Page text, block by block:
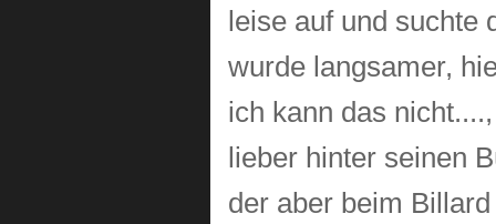
leise auf und suchte
wurde langsamer,
ich kann das
lieber hinter seinen
der aber beim